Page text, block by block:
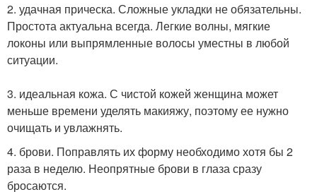
2. удачная прическа. Сложные укладки не обязательны.
Простота актуальна всегда. Легкие волны, мягкие
локоны или выпрямленные волосы уместны в любой
ситуации.
3. идеальная кожа. С чистой кожей женщина может
меньше времени уделять макияжу, поэтому ее нужно
очищать и увлажнять.
4. брови. Поправлять их форму необходимо хотя бы 2
раза в неделю. Неопрятные брови в глаза сразу
бросаются.